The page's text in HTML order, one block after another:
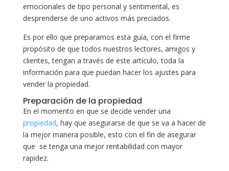
emocionales de tipo personal y sentimental, es
desprenderse de uno activos más preciados.
Es por ello que preparamos esta guía, con el firme
propósito de que todos nuestros lectores, amigos y
clientes, tengan a través de este artículo, toda la
información para que puedan hacer los ajustes para
vender la propiedad.
Preparación de la propiedad
En el momento en que se decide vender una
propiedad, hay que asegurarse de que se va a hacer de
la mejor manera posible, esto con el fin de asegurar
que se tenga una mejor rentabilidad con mayor
rapidez.